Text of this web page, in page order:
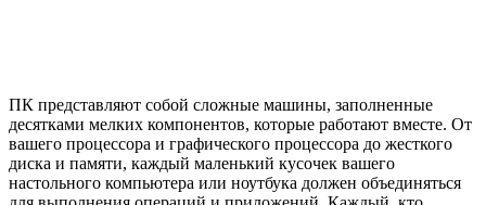
ПК представляют собой сложные машины, заполненные
десятками мелких компонентов, которые работают вместе. От
вашего процессора и графического процессора до жесткого
диска и памяти, каждый маленький кусочек вашего
настольного компьютера или ноутбука должен объединяться